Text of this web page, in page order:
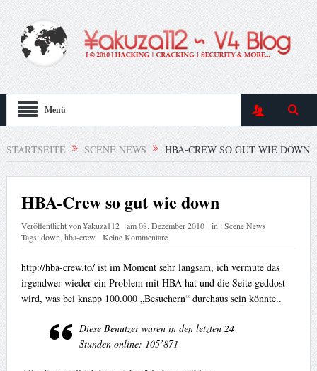
Menü
STARTSEITE SCENE NEWS HBA-CREW SO GUT WIE DOWN
HBA-Crew so gut wie down
Veröffentlicht von¥akuza112 am08. Dezember 2010 in :Scene News
Tags:down hba-crew Keine Kommentare
http://hba-crew.to/ ist im Moment sehr langsam, ich vermute das
irgendwer wieder ein Problem mit HBA hat und die Seite geddost
wird, was bei knapp 100.000 „Besuchern“ durchaus sein könnte..
Diese Benutzer waren in den letzten 24
Stunden online: 105’871